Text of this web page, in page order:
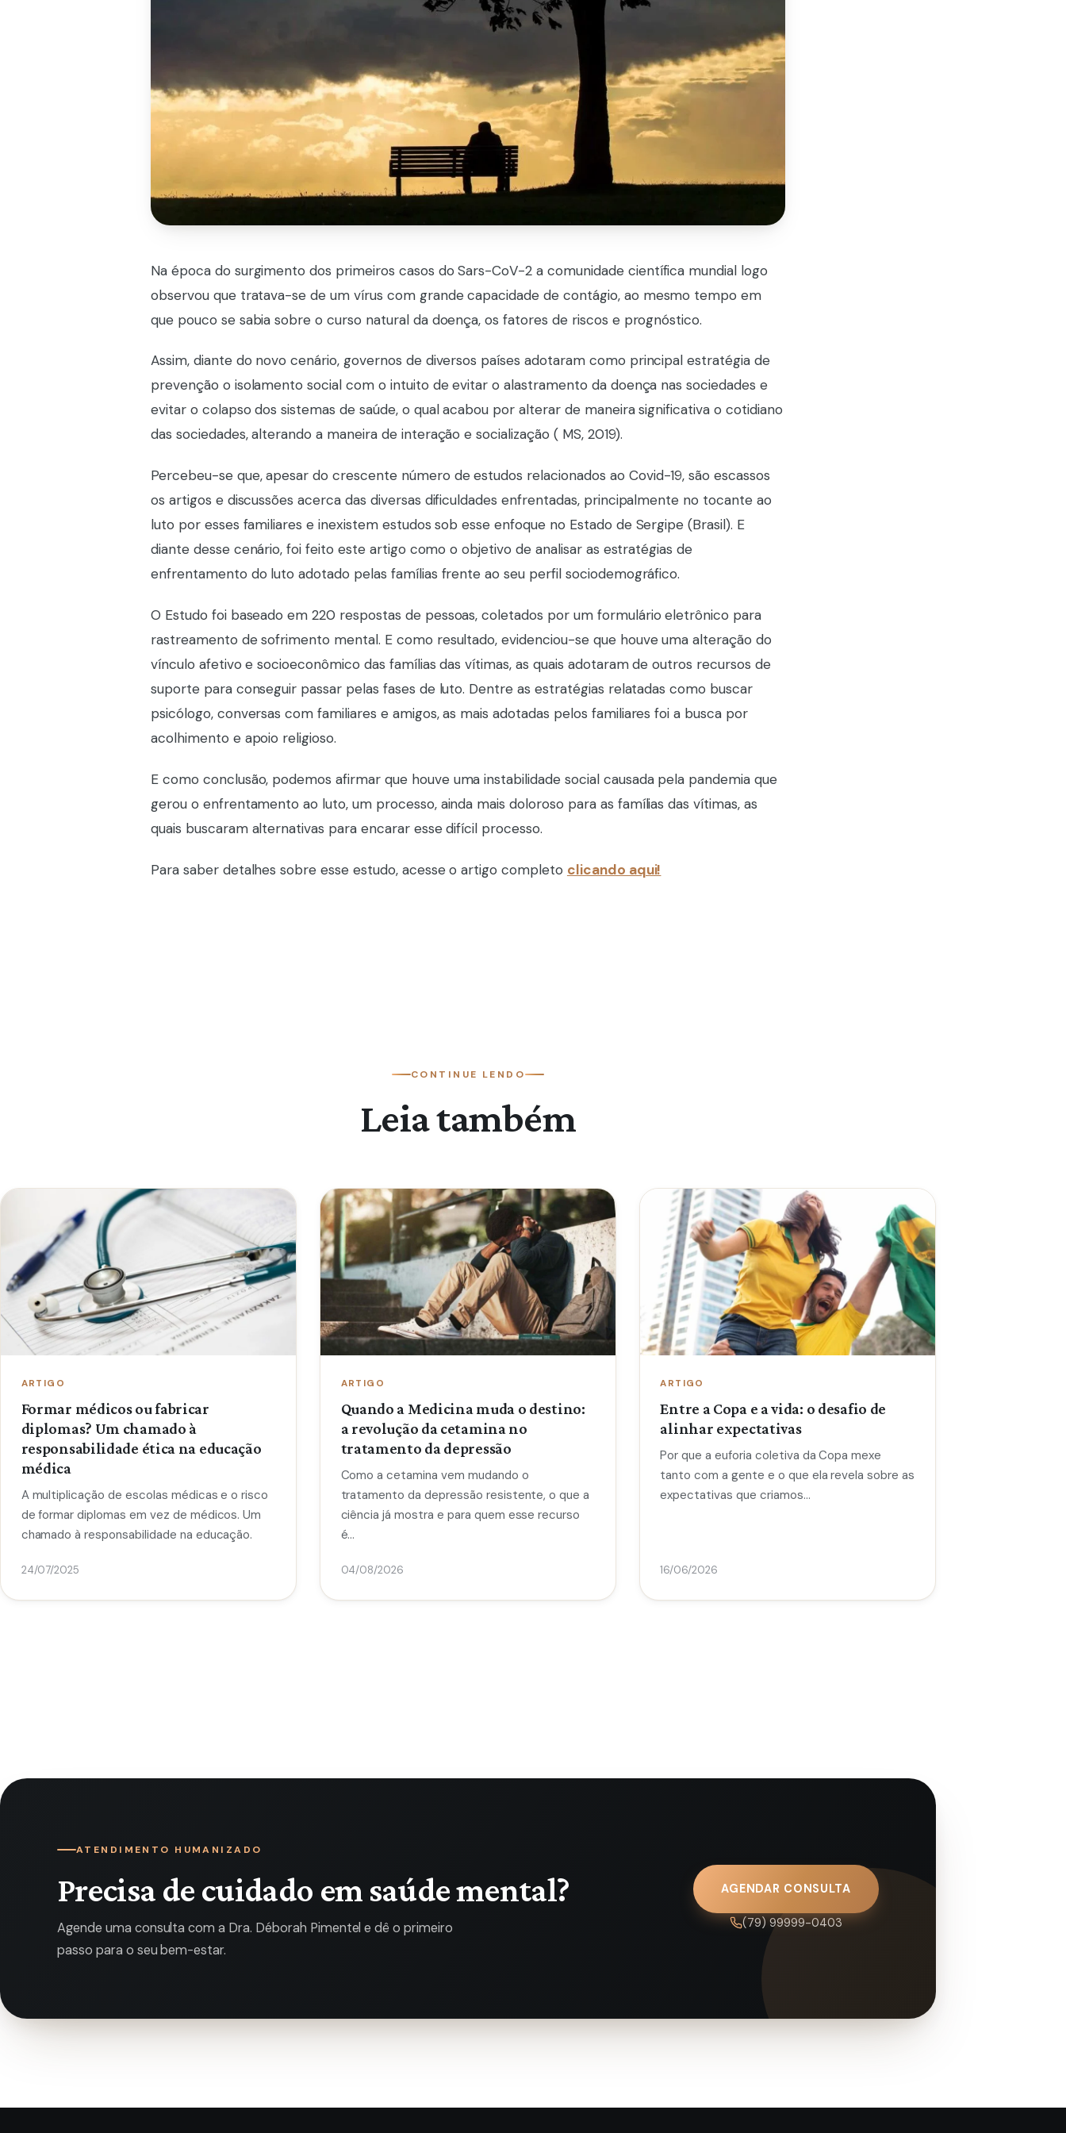
Na época do surgimento dos primeiros casos do Sars-CoV-2 a comunidade científica mundial logo
observou que tratava-se de um vírus com grande capacidade de contágio, ao mesmo tempo em
que pouco se sabia sobre o curso natural da doença, os fatores de riscos e prognóstico.
Assim, diante do novo cenário, governos de diversos países adotaram como principal estratégia de
prevenção o isolamento social com o intuito de evitar o alastramento da doença nas sociedades e
evitar o colapso dos sistemas de saúde, o qual acabou por alterar de maneira significativa o cotidiano
das sociedades, alterando a maneira de interação e socialização ( MS, 2019).
Percebeu-se que, apesar do crescente número de estudos relacionados ao Covid-19, são escassos
os artigos e discussões acerca das diversas dificuldades enfrentadas, principalmente no tocante ao
luto por esses familiares e inexistem estudos sob esse enfoque no Estado de Sergipe (Brasil). E
diante desse cenário, foi feito este artigo como o objetivo de analisar as estratégias de
enfrentamento do luto adotado pelas famílias frente ao seu perfil sociodemográfico.
O Estudo foi baseado em 220 respostas de pessoas, coletados por um formulário eletrônico para
rastreamento de sofrimento mental. E como resultado, evidenciou-se que houve uma alteração do
vínculo afetivo e socioeconômico das famílias das vítimas, as quais adotaram de outros recursos de
suporte para conseguir passar pelas fases de luto. Dentre as estratégias relatadas como buscar
psicólogo, conversas com familiares e amigos, as mais adotadas pelos familiares foi a busca por
acolhimento e apoio religioso.
E como conclusão, podemos afirmar que houve uma instabilidade social causada pela pandemia que
gerou o enfrentamento ao luto, um processo, ainda mais doloroso para as famílias das vítimas, as
quais buscaram alternativas para encarar esse difícil processo.
Para saber detalhes sobre esse estudo, acesse o artigo completo clicando aqui!
CONTINUE LENDO
Leia também
ARTIGO
Formar médicos ou fabricar
diplomas? Um chamado à
responsabilidade ética na educação
médica
A multiplicação de escolas médicas e o risco
de formar diplomas em vez de médicos. Um
chamado à responsabilidade na educação.
24/07/2025
ARTIGO
Quando a Medicina muda o destino:
a revolução da cetamina no
tratamento da depressão
Como a cetamina vem mudando o
tratamento da depressão resistente, o que a
ciência já mostra e para quem esse recurso
é…
04/08/2026
ARTIGO
Entre a Copa e a vida: o desafio de
alinhar expectativas
Por que a euforia coletiva da Copa mexe
tanto com a gente e o que ela revela sobre as
expectativas que criamos…
16/06/2026
ATENDIMENTO HUMANIZADO
Precisa de cuidado em saúde mental?
Agende uma consulta com a Dra. Déborah Pimentel e dê o primeiro
passo para o seu bem-estar.
AGENDAR CONSULTA
(79) 99999-0403